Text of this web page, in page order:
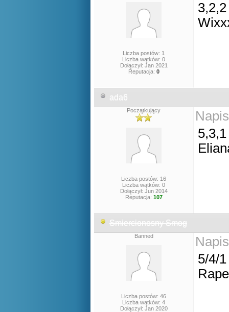
Liczba postów: 1
Liczba wątków: 0
Dołączył: Jan 2021
Reputacja: 0
3,2,2
ada6
Początkujący
Liczba postów: 16
Liczba wątków: 0
Dołączył: Jun 2014
Reputacja: 107
5,3,1
Smiercionosny Smog
Banned
Liczba postów: 46
Liczba wątków: 4
Dołączył: Jan 2020
5/4/1